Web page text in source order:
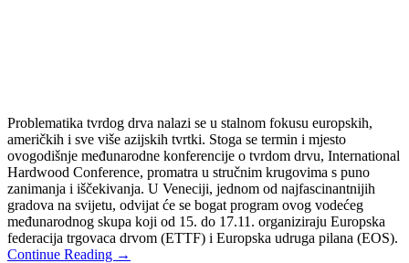
Problematika tvrdog drva nalazi se u stalnom fokusu europskih,
američkih i sve više azijskih tvrtki. Stoga se termin i mjesto
ovogodišnje međunarodne konferencije o tvrdom drvu, International
Hardwood Conference, promatra u stručnim krugovima s puno
zanimanja i iščekivanja. U Veneciji, jednom od najfascinantnijih
gradova na svijetu, odvijat će se bogat program ovog vodećeg
međunarodnog skupa koji od 15. do 17.11. organiziraju Europska
federacija trgovaca drvom (ETTF) i Europska udruga pilana (EOS).
Continue Reading →